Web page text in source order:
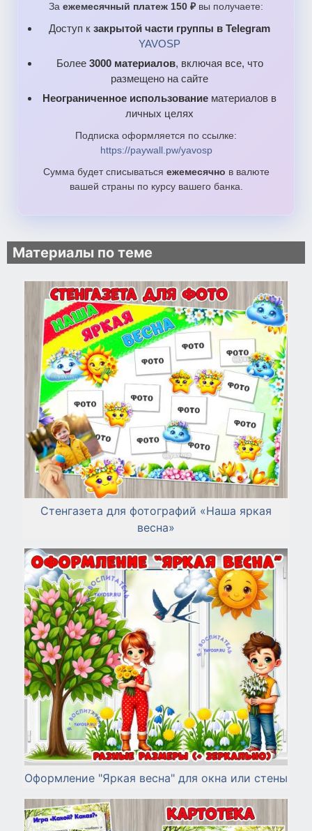
За ежемесячный платеж 150 ₽ вы получаете:
Доступ к закрытой части группы в Telegram
YAVOSP
Более 3000 материалов, включая все, что
размещено на сайте
Неограниченное использование материалов в
личных целях
Подписка оформляется по ссылке:
https://paywall.pw/yavosp
Сумма будет списываться ежемесячно в валюте
вашей страны по курсу вашего банка.
Материалы по теме
Стенгазета для фотографий «Наша яркая
весна»
Оформление "Яркая весна" для окна или стены